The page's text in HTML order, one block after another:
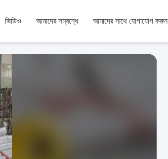
ভিডিও আমাদের সম্বন্ধে আমাদের সাথে যোগাযোগ করুন